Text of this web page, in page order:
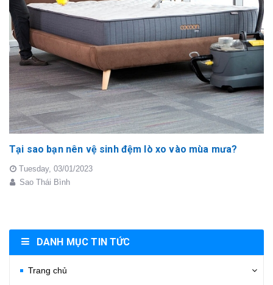
Tại sao bạn nên vệ sinh đệm lò xo vào mùa mưa?
Tuesday, 03/01/2023
Sao Thái Bình
DANH MỤC TIN TỨC
Trang chủ